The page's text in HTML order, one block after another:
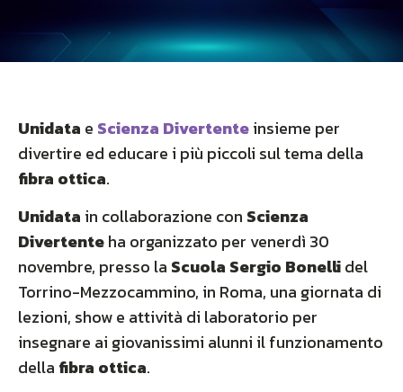
Unidata e Scienza Divertenteinsieme per
divertire ed educare i più piccoli sul tema della
fibra ottica.
Unidata in collaborazione con Scienza
Divertenteha organizzato per venerdì 30
novembre, presso la Scuola Sergio Bonellidel
Torrino-Mezzocammino, in Roma, una giornata di
lezioni, show e attività di laboratorio per
insegnare ai giovanissimi alunni il funzionamento
della fibra ottica.